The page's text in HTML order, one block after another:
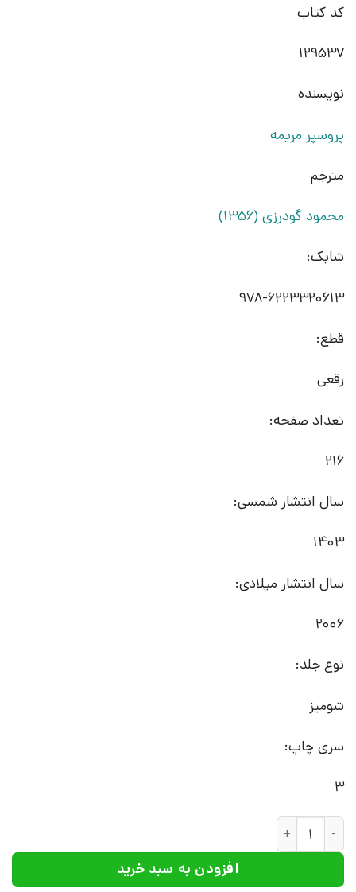
کد کتاب
129537
نویسنده
پروسپر مریمه
مترجم
محمود گودرزی (1356)
شابک:
978-6223320613
قطع:
رقعی
تعداد صفحه:
216
سال انتشار شمسی:
1403
سال انتشار میلادی:
2006
نوع جلد:
شومیز
سری چاپ:
3
کتاب کارمن و چند داستان دیگر | انتشارات افق عدد
افزودن به سبد خرید